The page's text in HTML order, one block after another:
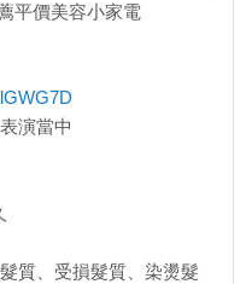
平價美容小家電
演當中
質、受損髮質、染燙髮